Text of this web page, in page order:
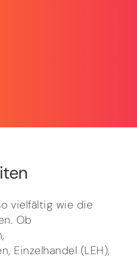
vielfältig wie die
Ob
Einzelhandel (LEH),